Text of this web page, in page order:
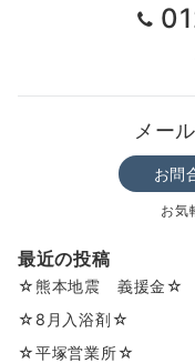
メー
お問
お気
最近の投稿
☆熊本地震 義援金☆
☆8月入浴剤☆
☆平塚営業所☆